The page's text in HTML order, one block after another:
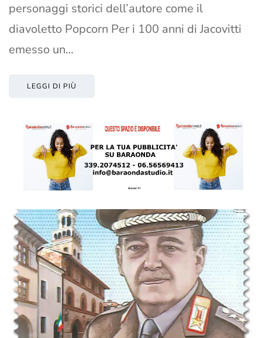
personaggi storici dell’autore come il
diavoletto Popcorn Per i 100 anni di Jacovitti
emesso un…
LEGGI DI PIÙ